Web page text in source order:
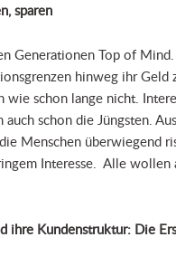
sparen
Generationen Top of
hinweg ihr Geld
schon lange nicht.
schon die Jüngsten.
Menschen überwiegend
Interesse. Alle
ihre Kundenstruktur: Die